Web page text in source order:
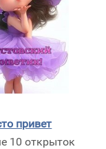
привет
10 открыток